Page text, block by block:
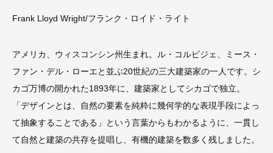
Frank Lloyd Wright/フランク・ロイド・ライト
アメリカ、ウィスコンシン州生まれ。ル・コルビジェ、ミース・
ファン・デル・ローエと並ぶ20世紀の三大建築家の一人です。シ
カゴ万博の開かれた1893年に、建築家としてシカゴで独立。
「デザインとは、自然の要素を純粋に幾何学的な表現手段によっ
て抽象することである」という言葉からもわかるように、一貫し
て自然と建築の共存を提唱し、有機的建築を数多く残しました。